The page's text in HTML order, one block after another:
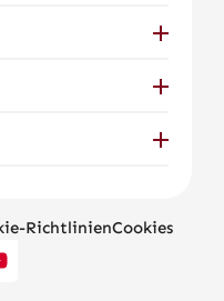
RichtlinienCookies